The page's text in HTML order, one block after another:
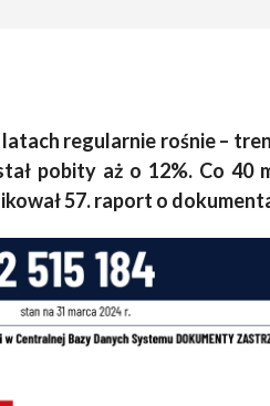
regularnie rośnie –
pobity aż o 12%. Co 40
57. raport o